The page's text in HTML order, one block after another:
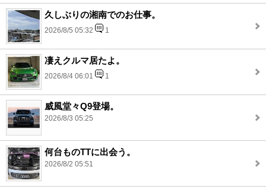
久しぶりの湘南でのお仕事。
2026/8/5 05:32 1
凄えクルマ居たよ。
2026/8/4 06:01 1
威風堂々Q9登場。
2026/8/3 05:25
何台ものTTに出会う。
2026/8/2 05:51